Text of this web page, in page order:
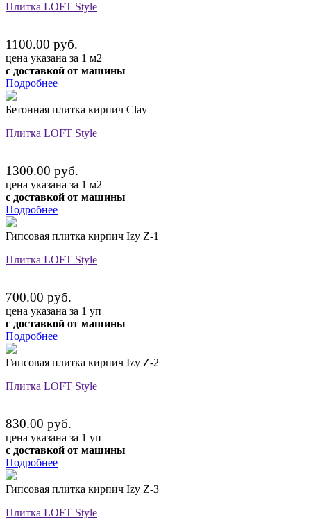
Плитка LOFT Style
1100.00 руб.
цена указана за 1 м2
с доставкой от машины
Подробнее
Бетонная плитка кирпич Clay
Плитка LOFT Style
1300.00 руб.
цена указана за 1 м2
с доставкой от машины
Подробнее
Гипсовая плитка кирпич Izy Z-1
Плитка LOFT Style
700.00 руб.
цена указана за 1 уп
с доставкой от машины
Подробнее
Гипсовая плитка кирпич Izy Z-2
Плитка LOFT Style
830.00 руб.
цена указана за 1 уп
с доставкой от машины
Подробнее
Гипсовая плитка кирпич Izy Z-3
Плитка LOFT Style